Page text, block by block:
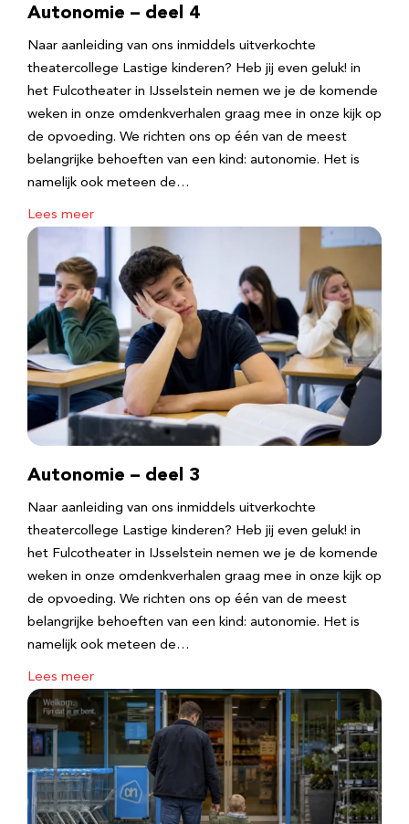
Autonomie – deel 4
Naar aanleiding van ons inmiddels uitverkochte
theatercollege Lastige kinderen? Heb jij even geluk! in
het Fulcotheater in IJsselstein nemen we je de komende
weken in onze omdenkverhalen graag mee in onze kijk op
de opvoeding. We richten ons op één van de meest
belangrijke behoeften van een kind: autonomie. Het is
namelijk ook meteen de…
Lees meer
Autonomie – deel 3
Naar aanleiding van ons inmiddels uitverkochte
theatercollege Lastige kinderen? Heb jij even geluk! in
het Fulcotheater in IJsselstein nemen we je de komende
weken in onze omdenkverhalen graag mee in onze kijk op
de opvoeding. We richten ons op één van de meest
belangrijke behoeften van een kind: autonomie. Het is
namelijk ook meteen de…
Lees meer